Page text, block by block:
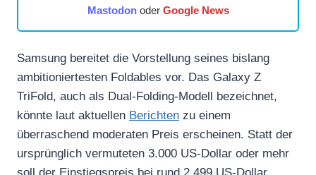
Mastodonoder Google News
Samsung bereitet die Vorstellung seines bislang
ambitioniertesten Foldables vor. Das Galaxy Z
TriFold, auch als Dual-Folding-Modell bezeichnet,
könnte laut aktuellen Berichten zu einem
überraschend moderaten Preis erscheinen. Statt der
ursprünglich vermuteten 3.000 US-Dollar oder mehr